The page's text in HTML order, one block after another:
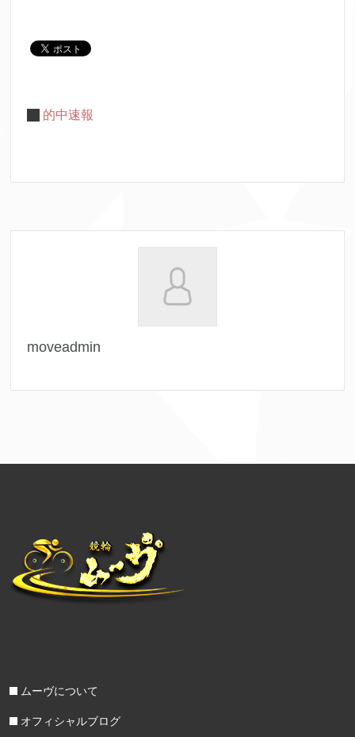
的中速報
moveadmin
ムーヴについて
オフィシャルブログ